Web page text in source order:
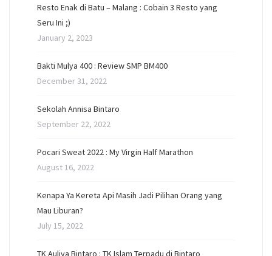
Resto Enak di Batu – Malang : Cobain 3 Resto yang
Seru Ini ;)
January 2, 2023
Bakti Mulya 400 : Review SMP BM400
December 31, 2022
Sekolah Annisa Bintaro
September 22, 2022
Pocari Sweat 2022 : My Virgin Half Marathon
August 16, 2022
Kenapa Ya Kereta Api Masih Jadi Pilihan Orang yang
Mau Liburan?
July 15, 2022
TK Auliya Bintaro : TK Islam Terpadu di Bintaro